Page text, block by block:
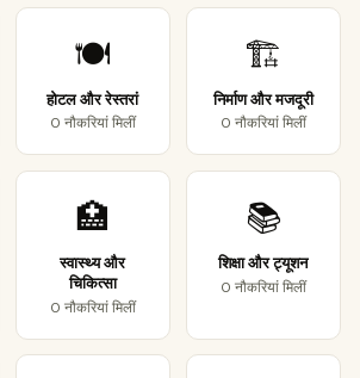
🍽️
होटल और रेस्तरां
0 नौकरियां मिलीं
🏗️
निर्माण और मजदूरी
0 नौकरियां मिलीं
🏥
स्वास्थ्य और
चिकित्सा
0 नौकरियां मिलीं
📚
शिक्षा और ट्यूशन
0 नौकरियां मिलीं